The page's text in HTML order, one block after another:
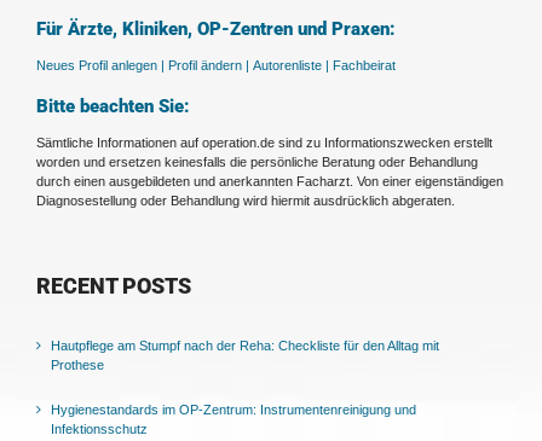
Für Ärzte, Kliniken, OP-Zentren und Praxen:
Neues Profil anlegen | Profil ändern | Autorenliste | Fachbeirat
Bitte beachten Sie:
Sämtliche Informationen auf operation.de sind zu Informationszwecken erstellt
worden und ersetzen keinesfalls die persönliche Beratung oder Behandlung
durch einen ausgebildeten und anerkannten Facharzt. Von einer eigenständigen
Diagnosestellung oder Behandlung wird hiermit ausdrücklich abgeraten.
RECENT POSTS
Hautpflege am Stumpf nach der Reha: Checkliste für den Alltag mit
Prothese
Hygienestandards im OP-Zentrum: Instrumentenreinigung und
Infektionsschutz